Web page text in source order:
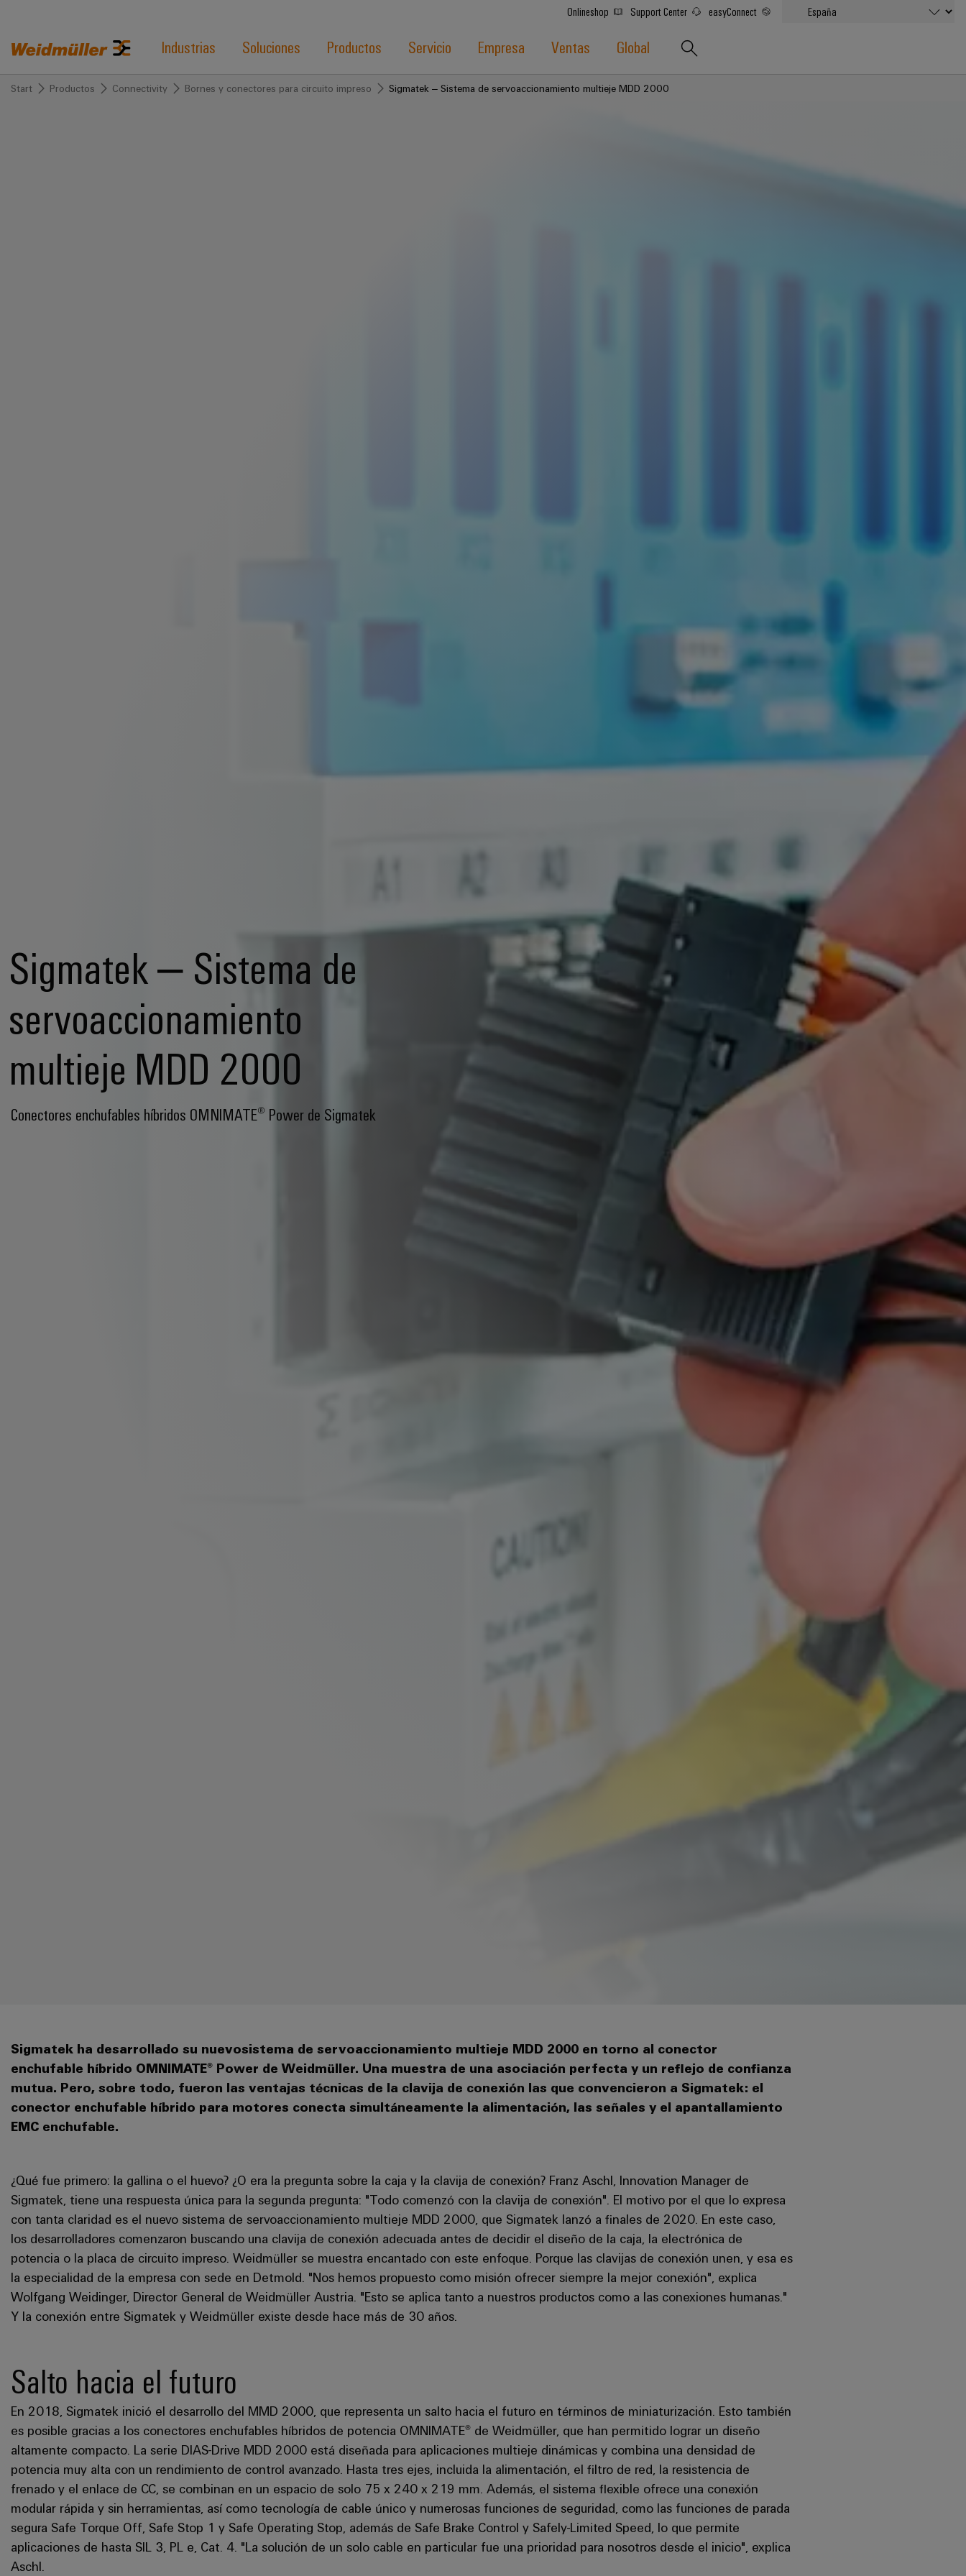
Onlineshop Support Center easyConnect
Industrias Soluciones Productos Servicio Empresa Ventas Global
Start Productos Connectivity Bornes y conectores para circuito impreso Sigmatek – Sistema de servoaccionamiento multieje MDD 2000
Sigmatek – Sistema de
servoaccionamiento
multieje MDD 2000
Conectores enchufables híbridos OMNIMATE® Power de Sigmatek
Sigmatek ha desarrollado su nuevosistema de servoaccionamiento multieje MDD 2000 en torno al conector
enchufable híbrido OMNIMATE® Power de Weidmüller. Una muestra de una asociación perfecta y un reflejo de confianza
mutua. Pero, sobre todo, fueron las ventajas técnicas de la clavija de conexión las que convencieron a Sigmatek: el
conector enchufable híbrido para motores conecta simultáneamente la alimentación, las señales y el apantallamiento
EMC enchufable.
¿Qué fue primero: la gallina o el huevo? ¿O era la pregunta sobre la caja y la clavija de conexión? Franz Aschl, Innovation Manager de
Sigmatek, tiene una respuesta única para la segunda pregunta: "Todo comenzó con la clavija de conexión". El motivo por el que lo expresa
con tanta claridad es el nuevo sistema de servoaccionamiento multieje MDD 2000, que Sigmatek lanzó a finales de 2020. En este caso,
los desarrolladores comenzaron buscando una clavija de conexión adecuada antes de decidir el diseño de la caja, la electrónica de
potencia o la placa de circuito impreso. Weidmüller se muestra encantado con este enfoque. Porque las clavijas de conexión unen, y esa es
la especialidad de la empresa con sede en Detmold. "Nos hemos propuesto como misión ofrecer siempre la mejor conexión", explica
Wolfgang Weidinger, Director General de Weidmüller Austria. "Esto se aplica tanto a nuestros productos como a las conexiones humanas."
Y la conexión entre Sigmatek y Weidmüller existe desde hace más de 30 años.
Salto hacia el futuro
En 2018, Sigmatek inició el desarrollo del MMD 2000, que representa un salto hacia el futuro en términos de miniaturización. Esto también
es posible gracias a los conectores enchufables híbridos de potencia OMNIMATE® de Weidmüller, que han permitido lograr un diseño
altamente compacto. La serie DIAS-Drive MDD 2000 está diseñada para aplicaciones multieje dinámicas y combina una densidad de
potencia muy alta con un rendimiento de control avanzado. Hasta tres ejes, incluida la alimentación, el filtro de red, la resistencia de
frenado y el enlace de CC, se combinan en un espacio de solo 75 x 240 x 219 mm. Además, el sistema flexible ofrece una conexión
modular rápida y sin herramientas, así como tecnología de cable único y numerosas funciones de seguridad, como las funciones de parada
segura Safe Torque Off, Safe Stop 1 y Safe Operating Stop, además de Safe Brake Control y Safely-Limited Speed, lo que permite
aplicaciones de hasta SIL 3, PL e, Cat. 4. "La solución de un solo cable en particular fue una prioridad para nosotros desde el inicio", explica
Aschl.